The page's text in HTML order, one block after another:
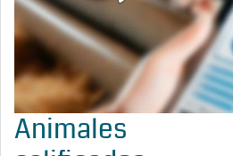
Animales